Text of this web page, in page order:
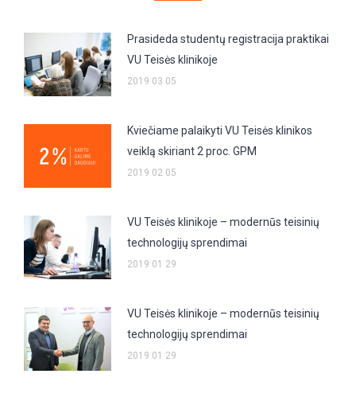
Prasideda studentų registracija praktikai
VU Teisės klinikoje
2019 03 05
Kviečiame palaikyti VU Teisės klinikos
veiklą skiriant 2 proc. GPM
2019 02 05
VU Teisės klinikoje – modernūs teisinių
technologijų sprendimai
2019 01 29
VU Teisės klinikoje – modernūs teisinių
technologijų sprendimai
2019 01 29